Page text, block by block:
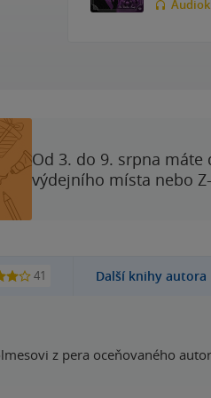
Od 3. do 9. srpna
výdejního místa nebo
41 Další knihy autora
z pera oceňovaného